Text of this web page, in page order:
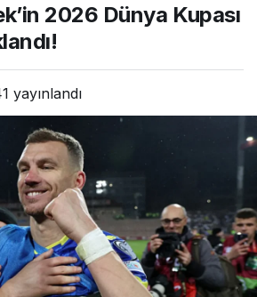
2026 Dünya Kupası
yayınlandı